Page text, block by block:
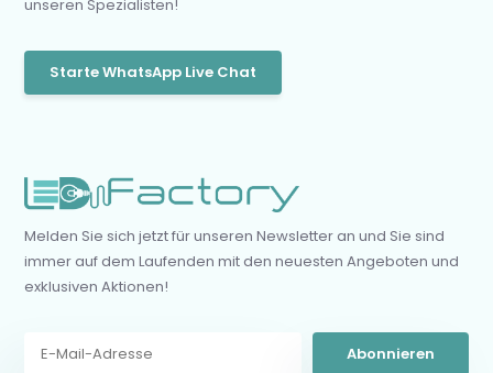
unseren Spezialisten!
Starte WhatsApp Live Chat
Melden Sie sich jetzt für unseren Newsletter an und Sie sind
immer auf dem Laufenden mit den neuesten Angeboten und
exklusiven Aktionen!
Abonnieren